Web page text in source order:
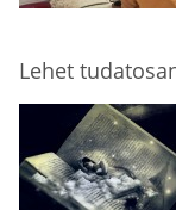
Lehet